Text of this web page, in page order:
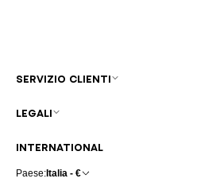
INTERNATIONAL
Paese:Italia - €
SERVIZIO CLIENTI
LEGALI